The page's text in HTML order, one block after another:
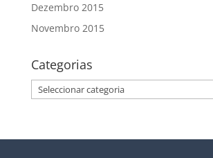
Dezembro 2015
Novembro 2015
Categorias
Categorias